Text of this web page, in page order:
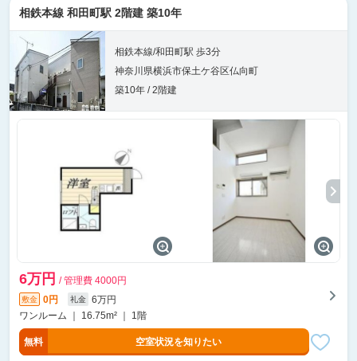
相鉄本線 和田町駅 2階建 築10年
相鉄本線/和田町駅 歩3分
神奈川県横浜市保土ケ谷区仏向町
築10年 / 2階建
6万円 / 管理費 4000円
敷金 0円 礼金
6万円
ワンルーム ｜ 16.75m² ｜ 1階
無料 空室状況を知りたい